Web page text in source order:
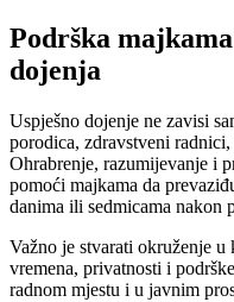
Podrška
dojenja
Uspješno dojenje ne zavisi
porodica, zdravstveni
Ohrabrenje, razumijevanje i
pomoći majkama da
danima ili sedmicama nakon
Važno je stvarati okruženje
vremena, privatnosti i
radnom mjestu i u javnim